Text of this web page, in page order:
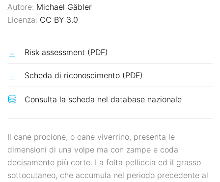
Autore: Michael Gäbler
Licenza: CC BY 3.0
Risk assessment (PDF)
Scheda di riconoscimento (PDF)
Il cane procione, o cane viverrino, presenta le
dimensioni di una volpe ma con zampe e coda
decisamente più corte. La folta pelliccia ed il grasso
sottocutaneo, che accumula nel periodo precedente al